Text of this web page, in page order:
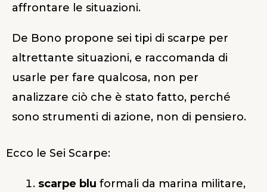
affrontare le situazioni.
De Bono propone sei tipi di scarpe per
altrettante situazioni, e raccomanda di
usarle per fare qualcosa, non per
analizzare ciò che è stato fatto, perché
sono strumenti di azione, non di pensiero.
Ecco le Sei Scarpe:
scarpe blu formali da marina militare,